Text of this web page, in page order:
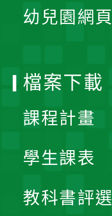
幼兒園網頁
檔案下載
課程計畫
學生課表
教科書評選